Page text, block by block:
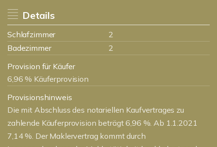
Details
Schlafzimmer
2
Badezimmer
2
Provision für Käufer
6,96 % Käuferprovision
Provisionshinweis
Die mit Abschluss des notariellen Kaufvertrages zu
zahlende Käuferprovision beträgt 6,96 %. Ab 1.1.2021
7,14 %. Der Maklervertrag kommt durch